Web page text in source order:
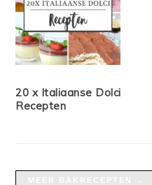
20 x Italiaanse Dolci
Recepten